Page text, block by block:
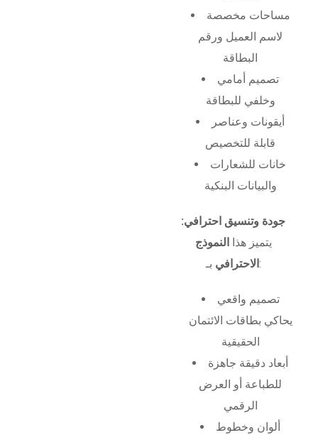
مساحات مخصصة
لاسم العميل ورقم
البطاقة
تصميم أمامي
وخلفي للبطاقة
أيقونات وعناصر
قابلة للتخصيص
خانات للشعارات
والبيانات البنكية
جودة وتنسيق احترافي:
يتميز هذا
النموذج
الاحترافي بـ:
تصميم واقعي
يحاكي بطاقات الائتمان
الحقيقية
أبعاد دقيقة جاهزة
للطباعة أو العرض
الرقمي
ألوان وخطوط